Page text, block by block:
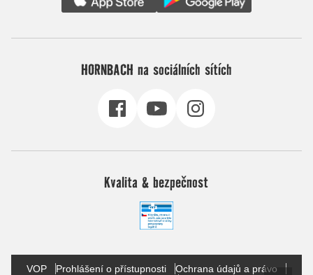
HORNBACH na sociálních sítích
Kvalita & bezpečnost
VOP Prohlášení o přístupnosti
Ochrana údajů a právo